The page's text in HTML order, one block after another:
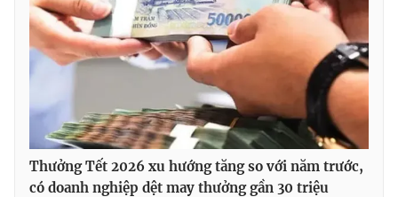
Thưởng Tết 2026 xu hướng tăng so với năm trước,
có doanh nghiệp dệt may thưởng gần 30 triệu